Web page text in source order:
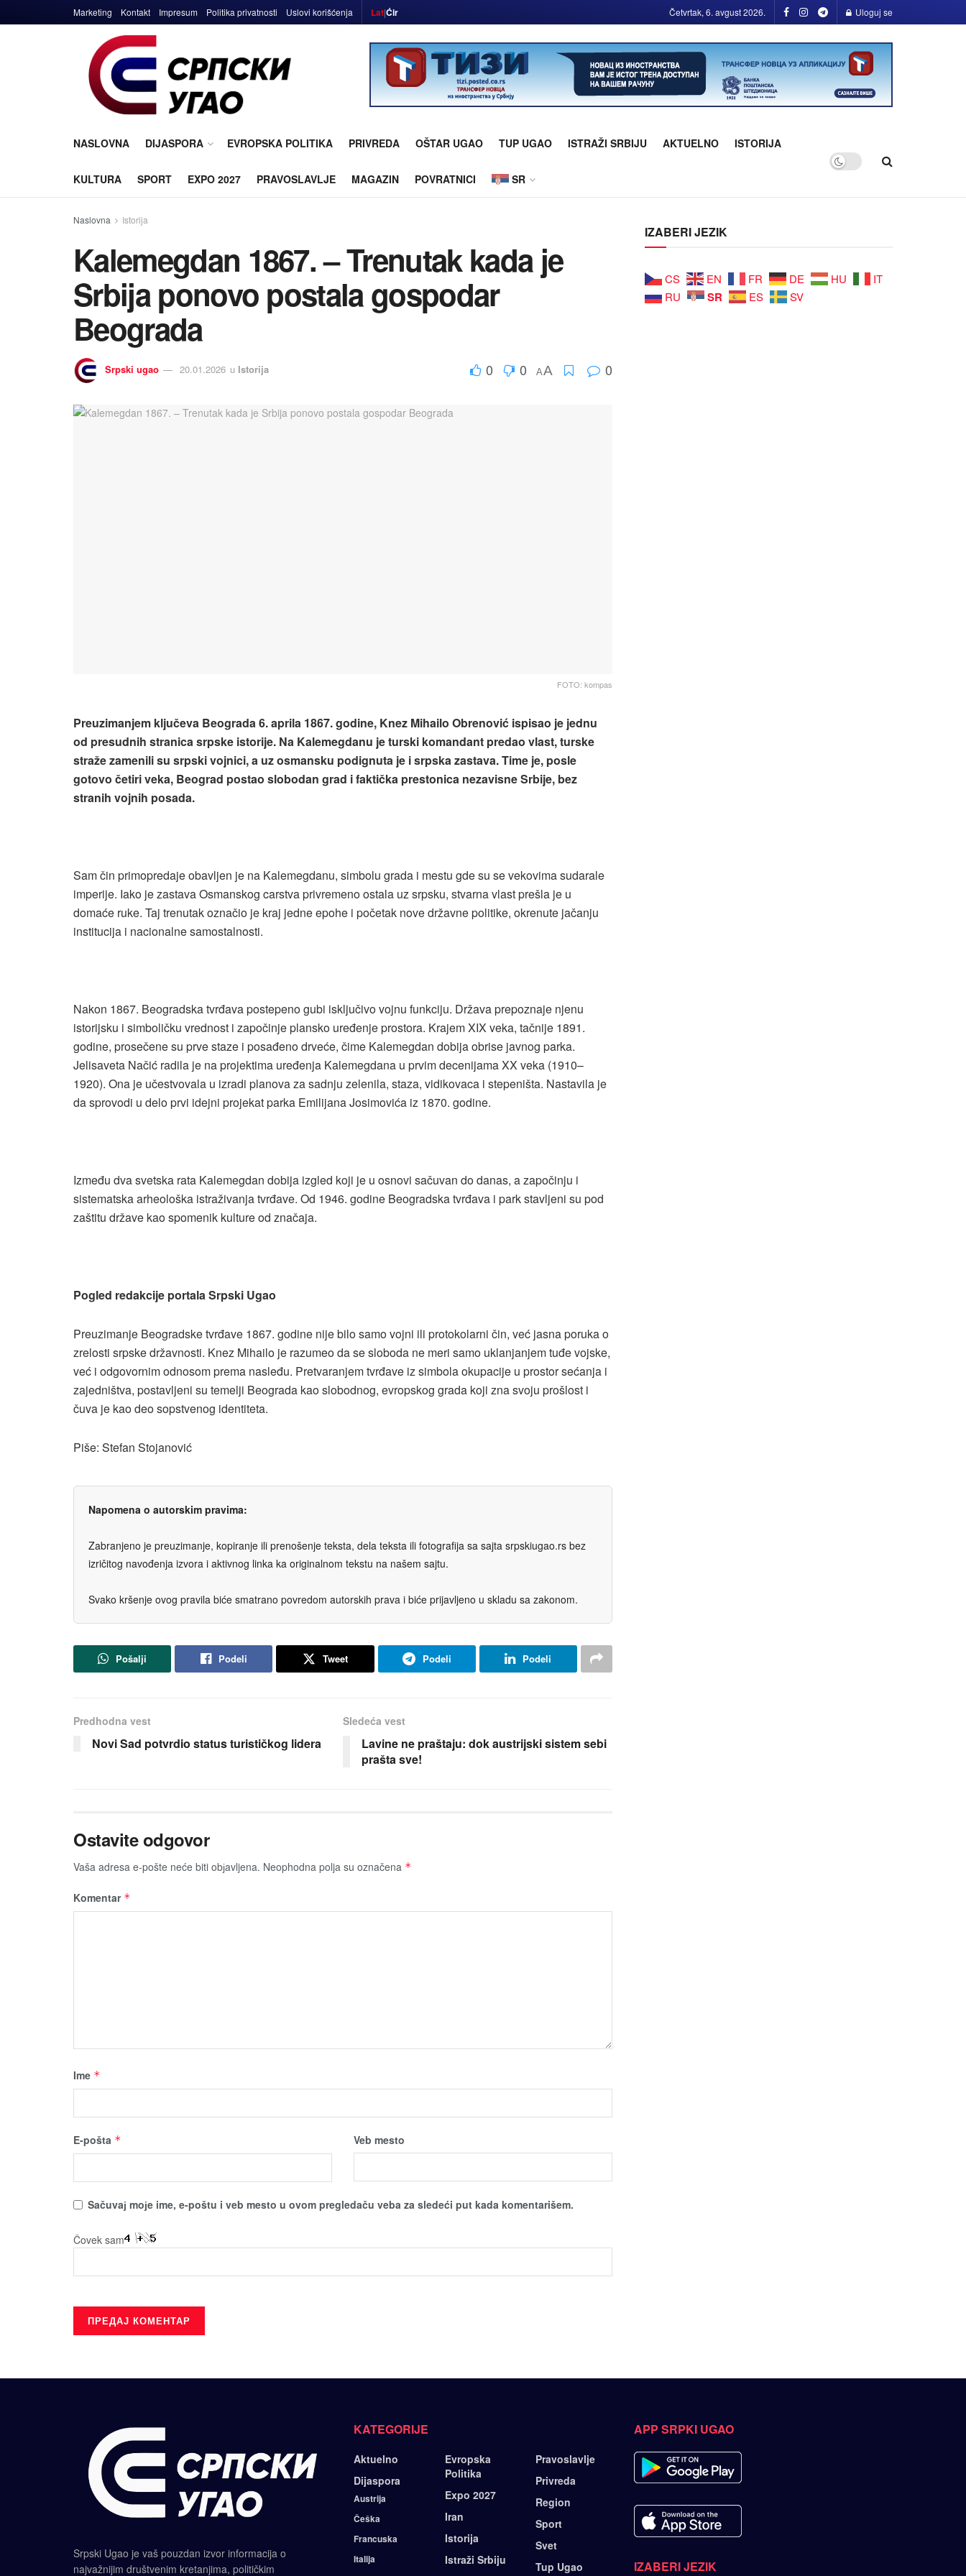
Marketing Kontakt Impresum Politika privatnosti Uslovi korišćenja Lat|Ćir Četvrtak, 6. avgust 2026. Uloguj se
NASLOVNA DIJASPORA EVROPSKA POLITIKA PRIVREDA OŠTAR UGAO TUP UGAO ISTRAŽI SRBIJU AKTUELNO ISTORIJA
KULTURA SPORT EXPO 2027 PRAVOSLAVLJE MAGAZIN POVRATNICI SR
Naslovna Istorija
Kalemegdan 1867. – Trenutak kada je
Srbija ponovo postala gospodar
Beograda
Srpski ugao 20.01.2026 u Istorija 0 0 AA 0
FOTO: kompas
Preuzimanjem ključeva Beograda 6. aprila 1867. godine, Knez Mihailo Obrenović ispisao je jednu
od presudnih stranica srpske istorije. Na Kalemegdanu je turski komandant predao vlast, turske
straže zamenili su srpski vojnici, a uz osmansku podignuta je i srpska zastava. Time je, posle
gotovo četiri veka, Beograd postao slobodan grad i faktička prestonica nezavisne Srbije, bez
stranih vojnih posada.
Sam čin primopredaje obavljen je na Kalemegdanu, simbolu grada i mestu gde su se vekovima sudarale
imperije. Iako je zastava Osmanskog carstva privremeno ostala uz srpsku, stvarna vlast prešla je u
domaće ruke. Taj trenutak označio je kraj jedne epohe i početak nove državne politike, okrenute jačanju
institucija i nacionalne samostalnosti.
Nakon 1867. Beogradska tvrđava postepeno gubi isključivo vojnu funkciju. Država prepoznaje njenu
istorijsku i simboličku vrednost i započinje plansko uređenje prostora. Krajem XIX veka, tačnije 1891.
godine, prosečene su prve staze i posađeno drveće, čime Kalemegdan dobija obrise javnog parka.
Jelisaveta Načić radila je na projektima uređenja Kalemegdana u prvim decenijama XX veka (1910–
1920). Ona je učestvovala u izradi planova za sadnju zelenila, staza, vidikovaca i stepeništa. Nastavila je
da sprovodi u delo prvi idejni projekat parka Emilijana Josimovića iz 1870. godine.
Između dva svetska rata Kalemegdan dobija izgled koji je u osnovi sačuvan do danas, a započinju i
sistematska arheološka istraživanja tvrđave. Od 1946. godine Beogradska tvrđava i park stavljeni su pod
zaštitu države kao spomenik kulture od značaja.
Pogled redakcije portala Srpski Ugao
Preuzimanje Beogradske tvrđave 1867. godine nije bilo samo vojni ili protokolarni čin, već jasna poruka o
zrelosti srpske državnosti. Knez Mihailo je razumeo da se sloboda ne meri samo uklanjanjem tuđe vojske,
već i odgovornim odnosom prema nasleđu. Pretvaranjem tvrđave iz simbola okupacije u prostor sećanja i
zajedništva, postavljeni su temelji Beograda kao slobodnog, evropskog grada koji zna svoju prošlost i
čuva je kao deo sopstvenog identiteta.
Piše: Stefan Stojanović
Napomena o autorskim pravima:
Zabranjeno je preuzimanje, kopiranje ili prenošenje teksta, dela teksta ili fotografija sa sajta srpskiugao.rs bez
izričitog navođenja izvora i aktivnog linka ka originalnom tekstu na našem sajtu.
Svako kršenje ovog pravila biće smatrano povredom autorskih prava i biće prijavljeno u skladu sa zakonom.
Pošalji Podeli Tweet Podeli Podeli
Predhodna vest
Novi Sad potvrdio status turističkog lidera
Sledeća vest
Lavine ne praštaju: dok austrijski sistem sebi
prašta sve!
Ostavite odgovor
Vaša adresa e-pošte neće biti obјavljena. Neophodna polja su označena *
Komentar *
Ime *
E-pošta * Veb mesto
Sačuvaј moјe ime, e-poštu i veb mesto u ovom pregledaču veba za sledeći put kada komentarišem.
Čovek sam
IZABERI JEZIK
CS EN FR DE HU
IT
RU
SR ES SV
Srpski Ugao je vaš pouzdan izvor informacija o
najvažnijim društvenim kretanjima, političkim
KATEGORIJE
Aktuelno
Dijaspora
Austrija
Češka
Francuska
Italija
Evropska
Politika
Expo 2027
Iran
Istorija
Istraži Srbiju
Pravoslavlje
Privreda
Region
Sport
Svet
Tup Ugao
APP SRPKI UGAO
IZABERI JEZIK